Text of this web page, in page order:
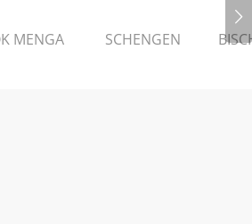
MENGA SCHENGEN